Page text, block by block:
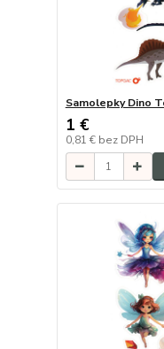
Samolepky Dino
1 €
0,81 € bez DPH